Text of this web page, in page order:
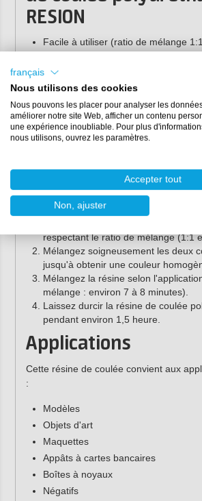
RESION
Facile à utiliser (ratio de mélange
Excellente reproduction des détails.
Résistance aux hautes températures.
Pour des pièces coulées jusqu'à 10
Utilisation de la
La résine de coulée polyuréthane est
Suivez les étapes ci-dessous :
respectant le ratio de mélange (1:1
Mélangez soigneusement les deux
jusqu'à obtenir une couleur
Mélangez la résine selon
mélange : environ 7 à 8 minutes).
Laissez durcir la résine de coulée
pendant environ 1,5 heure.
Applications
Cette résine de coulée convient aux
:
Modèles
Objets d'art
Maquettes
Appâts à cartes bancaires
Boîtes à noyaux
Négatifs
français
Nous utilisons des cookies
Nous pouvons les placer pour analyser les
améliorer notre site Web, afficher un contenu
une expérience inoubliable. Pour plus
nous utilisons, ouvrez les paramètres.
Accepter tout
Non, ajuster